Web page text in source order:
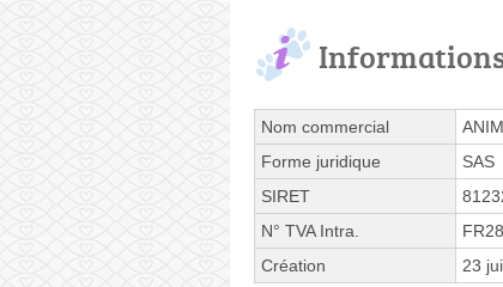
Nom commercial
Forme juridique
SAS
SIRET
N° TVA Intra.
Création
23